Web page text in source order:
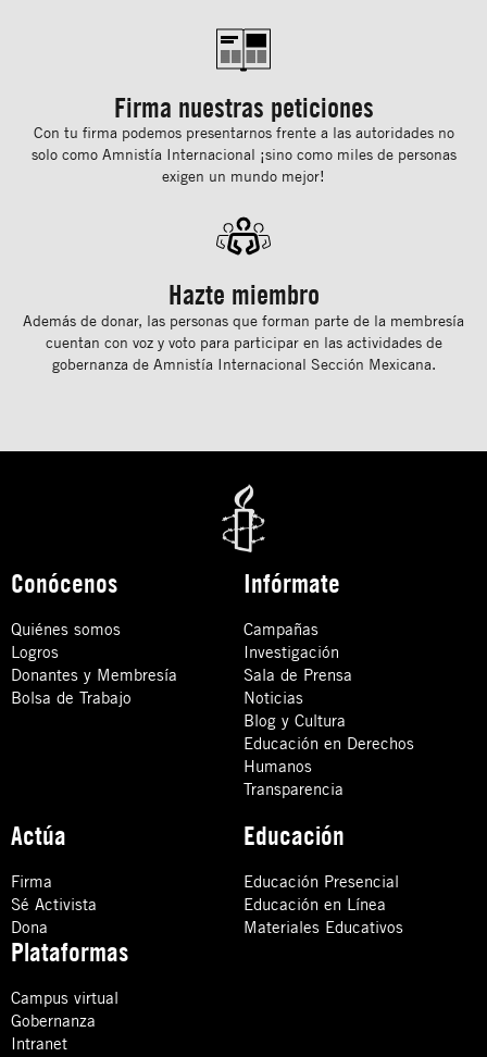
Firma nuestras peticiones
Con tu ﬁrma podemos presentarnos frente a las autoridades no
solo como Amnistía Internacional ¡sino como miles de personas
exigen un mundo mejor!
Hazte miembro
Además de donar, las personas que forman parte de la membresía
cuentan con voz y voto para participar en las actividades de
gobernanza de Amnistía Internacional Sección Mexicana.
Conócenos
Quiénes somos
Logros
Donantes y Membresía
Bolsa de Trabajo
Infórmate
Campañas
Investigación
Sala de Prensa
Noticias
Blog y Cultura
Educación en Derechos
Humanos
Transparencia
Actúa
Firma
Sé Activista
Dona
Educación
Educación Presencial
Educación en Línea
Materiales Educativos
Plataformas
Campus virtual
Gobernanza
Intranet